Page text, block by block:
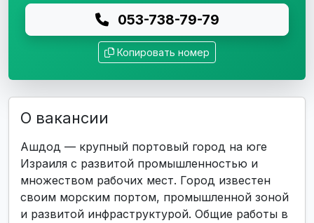
053-738-79-79
Копировать номер
О вакансии
Ашдод — крупный портовый город на юге
Израиля с развитой промышленностью и
множеством рабочих мест. Город известен
своим морским портом, промышленной зоной
и развитой инфраструктурой. Общие работы в